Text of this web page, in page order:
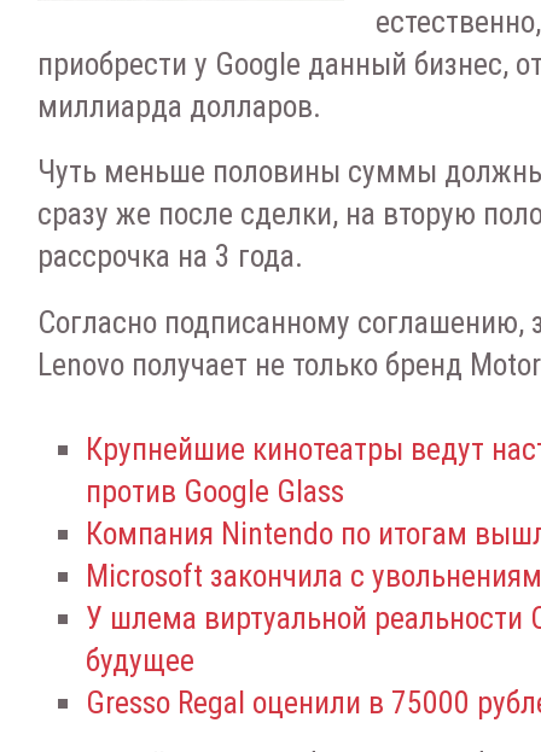
приобрести у Google данный бизнес,
миллиарда долларов.
Чуть меньше половины суммы
сразу же после сделки, на вторую
рассрочка на 3 года.
Согласно подписанному соглашению,
Lenovo получает не только бренд
Крупнейшие кинотеатры ведут
против Google Glass
Компания Nintendo по итогам
Microsoft закончила с
У шлема виртуальной реальности
будущее
Gresso Regal оценили в 75000